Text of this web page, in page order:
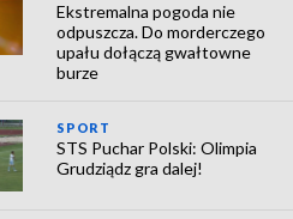
Ekstremalna pogoda nie
odpuszcza. Do morderczego
upału dołączą gwałtowne
burze
SPORT
STS Puchar Polski: Olimpia
Grudziądz gra dalej!